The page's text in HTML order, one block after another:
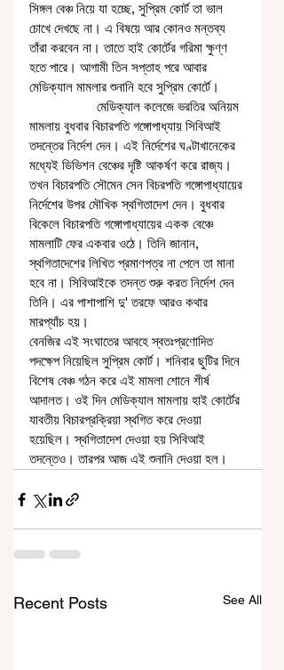
সিঙ্গল বেঞ্চ নিয়ে যা হচ্ছে, সুপ্রিম কোর্ট তা ভাল
চোখে দেখছে না। এ বিষয়ে আর কোনও মন্তব্য
তাঁরা করবেন না। তাতে হাই কোর্টের গরিমা ক্ষুণ্ণ
হতে পারে। আগামী তিন সপ্তাহ পরে আবার
মেডিক্যাল মামলার শুনানি হবে সুপ্রিম কোর্টে।
মামলায় বুধবার বিচারপতি গঙ্গোপাধ্যায় সিবিআই
তদন্তের নির্দেশ দেন। এই নির্দেশের ঘণ্টাখানেকের
মধ্যেই ডিভিশন বেঞ্চের দৃষ্টি আকর্ষণ করে রাজ্য।
তখন বিচারপতি সৌমেন সেন বিচরপতি গঙ্গোপাধ্যায়ের
নির্দেশের উপর মৌখিক স্থগিতাদেশ দেন। বুধবার
বিকেলে বিচারপতি গঙ্গোপাধ্যায়ের একক বেঞ্চে
মামলাটি ফের একবার ওঠে। তিনি জানান,
স্থগিতাদেশের লিখিত প্রমাণপত্র না পেলে তা মানা
হবে না। সিবিআইকে তদন্ত শুরু করত নির্দেশ দেন
তিনি। এর পাশাপাশি দু' তরফে আরও কথার
মারপ্যাঁচ হয়।
বেনজির এই সংঘাতের আবহে স্বতঃপ্রণোদিত
পদক্ষেপ নিয়েছিল সুপ্রিম কোর্ট। শনিবার ছুটির দিনে
বিশেষ বেঞ্চ গঠন করে এই মামলা শোনে শীর্ষ
আদালত। ওই দিন মেডিক্যাল মামলায় হাই কোর্টের
যাবতীয় বিচারপ্রক্রিয়া স্থগিত করে দেওয়া
হয়েছিল। স্থগিতাদেশ দেওয়া হয় সিবিআই
তদন্তেও। তারপর আজ এই শুনানি দেওয়া হল।
Recent Posts See All